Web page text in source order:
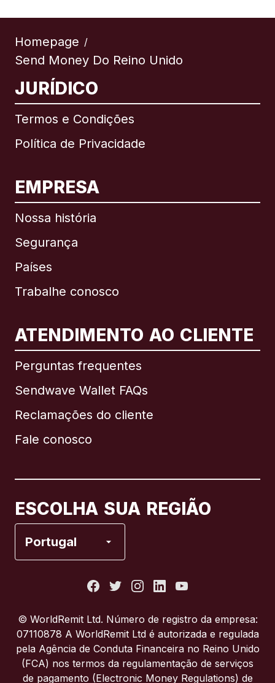
Homepage /
Send Money Do Reino Unido
JURÍDICO
Termos e Condições
Política de Privacidade
EMPRESA
Nossa história
Segurança
Países
Trabalhe conosco
ATENDIMENTO AO CLIENTE
Perguntas frequentes
Sendwave Wallet FAQs
Reclamações do cliente
Fale conosco
ESCOLHA SUA REGIÃO
Portugal
Internacional English
Brasil
Itália
© WorldRemit Ltd. Número de registro da empresa:
07110878 A WorldRemit Ltd é autorizada e regulada
pela Agência de Conduta Financeira no Reino Unido
(FCA) nos termos da regulamentação de serviços
de pagamento (Electronic Money Regulations) de